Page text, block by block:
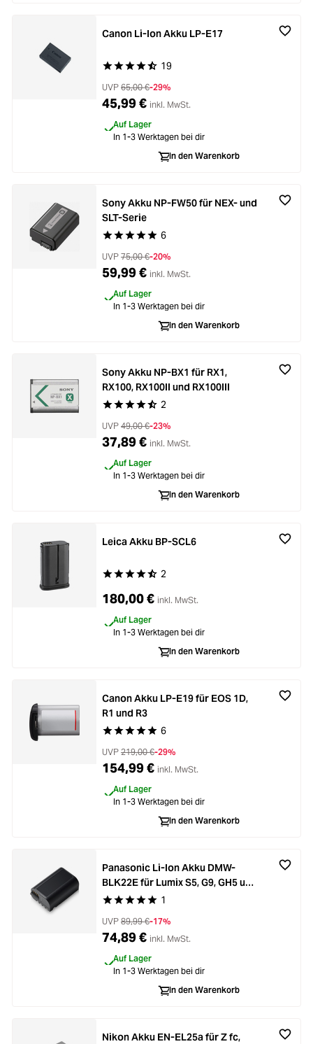
Durchschnittliche Bewertung von 4.8 von 5
19
Canon Li-Ion Akku LP-E17
UVP 65,00 €-29%
45,99 € inkl. MwSt.
Auf Lager
In 1-3 Werktagen bei dir
In den Warenkorb
Durchschnittliche Bewertung von 5 von 5
6
Sony Akku NP-FW50 für NEX- und
SLT-Serie
UVP 75,00 €-20%
59,99 € inkl. MwSt.
Auf Lager
In 1-3 Werktagen bei dir
In den Warenkorb
Durchschnittliche Bewertung von 4.5 von 5
2
Sony Akku NP-BX1 für RX1,
RX100, RX100II und RX100III
UVP 49,00 €-23%
37,89 € inkl. MwSt.
Auf Lager
In 1-3 Werktagen bei dir
In den Warenkorb
Durchschnittliche Bewertung von 4.6 von 5
2
Leica Akku BP-SCL6
180,00 € inkl. MwSt.
Auf Lager
In 1-3 Werktagen bei dir
In den Warenkorb
Durchschnittliche Bewertung von 5 von 5
6
Canon Akku LP-E19 für EOS 1D,
R1 und R3
UVP 219,00 €-29%
154,99 € inkl. MwSt.
Auf Lager
In 1-3 Werktagen bei dir
In den Warenkorb
Durchschnittliche Bewertung von 5 von 5
1
Panasonic Li-Ion Akku DMW-
BLK22E für Lumix S5, G9, GH5 und
GH5S
UVP 89,99 €-17%
74,89 € inkl. MwSt.
Auf Lager
In 1-3 Werktagen bei dir
In den Warenkorb
Nikon Akku EN-EL25a für Z fc,